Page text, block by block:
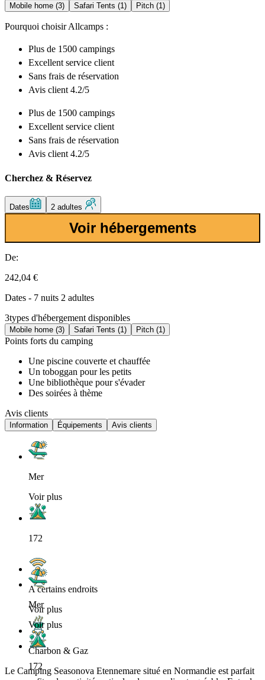
Mobile home (3) Safari Tents (1) Pitch (1)
Pourquoi choisir Allcamps :
Plus de 1500 campings
Excellent service client
Sans frais de réservation
Avis client 4.2/5
Plus de 1500 campings
Excellent service client
Sans frais de réservation
Avis client 4.2/5
Cherchez & Réservez
Dates 2 adultes
Voir hébergements
De:
242,04 €
Dates - 7 nuits 2 adultes
3types d'hébergement disponibles
Mobile home (3) Safari Tents (1) Pitch (1)
Points forts du camping
Une piscine couverte et chauffée
Un toboggan pour les petits
Une bibliothèque pour s'évader
Des soirées à thème
Avis clients
Information Équipements Avis clients
Mer
Voir plus
172
A certains endroits
Voir plus
Charbon & Gaz
Le Camping Seasonova Etennemare situé en Normandie est parfait
Mer
Voir plus
172